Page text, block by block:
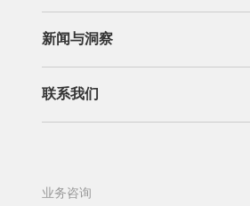
商标版权
管理团队 专业团队
新闻与洞察
新闻 洞察
联系我们
办公机构 加入我们
业务咨询